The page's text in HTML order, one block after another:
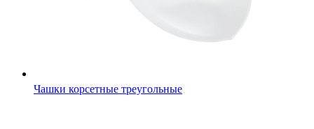
Чашки корсетные треугольные